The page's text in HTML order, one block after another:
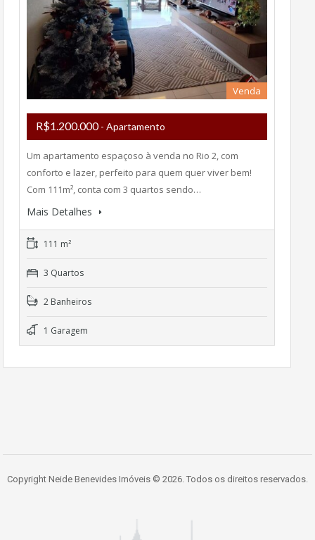
Venda
R$1.200.000- Apartamento
Um apartamento espaçoso à venda no Rio 2, com
conforto e lazer, perfeito para quem quer viver bem!
Com 111m², conta com 3 quartos sendo…
Mais Detalhes
111 m²
3 Quartos
2 Banheiros
1 Garagem
Copyright Neide Benevides Imóveis © 2026. Todos os direitos reservados.